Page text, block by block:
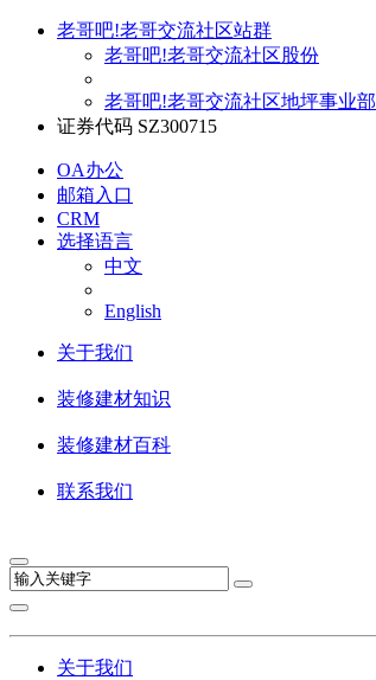
老哥吧!老哥交流社区站群
老哥吧!老哥交流社区股份
老哥吧!老哥交流社区地坪事业部
证券代码 SZ300715
OA办公
邮箱入口
CRM
选择语言
中文
English
关于我们
装修建材知识
装修建材百科
联系我们
关于我们